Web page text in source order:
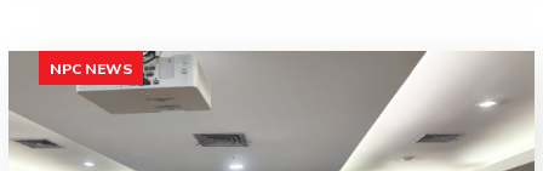
NPC NEWS